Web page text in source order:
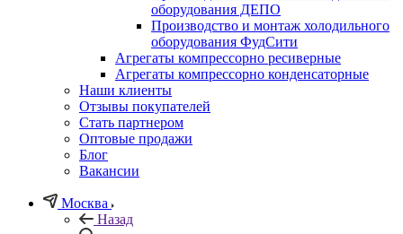
оборудования ДЕПО
Производство и монтаж холодильного
оборудования ФудСити
Агрегаты компрессорно ресиверные
Агрегаты компрессорно конденсаторные
Наши клиенты
Отзывы покупателей
Стать партнером
Оптовые продажи
Блог
Вакансии
Москва
Назад